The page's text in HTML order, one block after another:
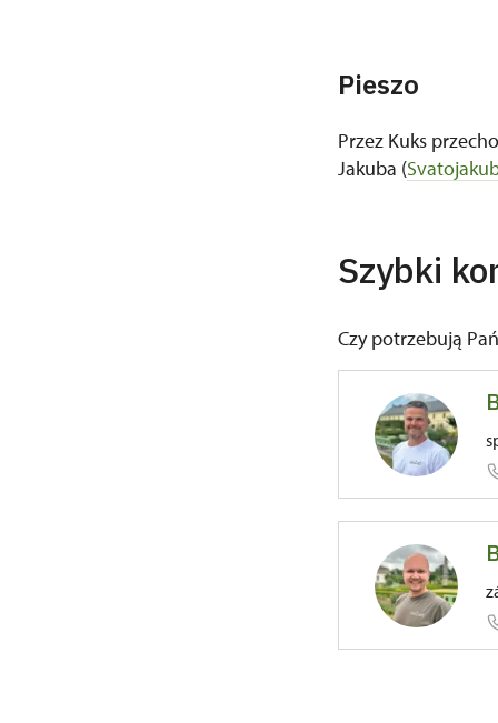
Pieszo
Przez Kuks
Jakuba (
Szybki
Czy potrzebują
81/,
81/,